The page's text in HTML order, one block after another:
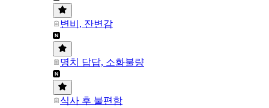
변비, 잔변감
명치 답답, 소화불량
식사 후 불편함